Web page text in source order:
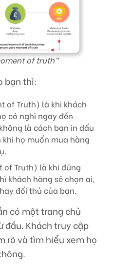
of truth”
bạn thì:
of Truth) là khi khách
có nghĩ ngay đến
là cách bạn in dấu
họ muốn mua hàng
of Truth) là khi đứng
khách hàng sẽ chọn ai,
đối thủ của bạn.
có một trang chủ
đầu. Khách truy cập
rõ và tìm hiểu xem họ